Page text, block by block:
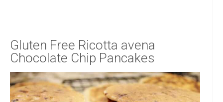
Gluten Free Ricotta avena
Chocolate Chip Pancakes